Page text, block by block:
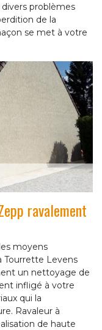
problèmes
de la
se met à votre
ravalement
moyens
Tourrette Levens
un nettoyage de
infligé à votre
qui la
Ravaleur à
de haute